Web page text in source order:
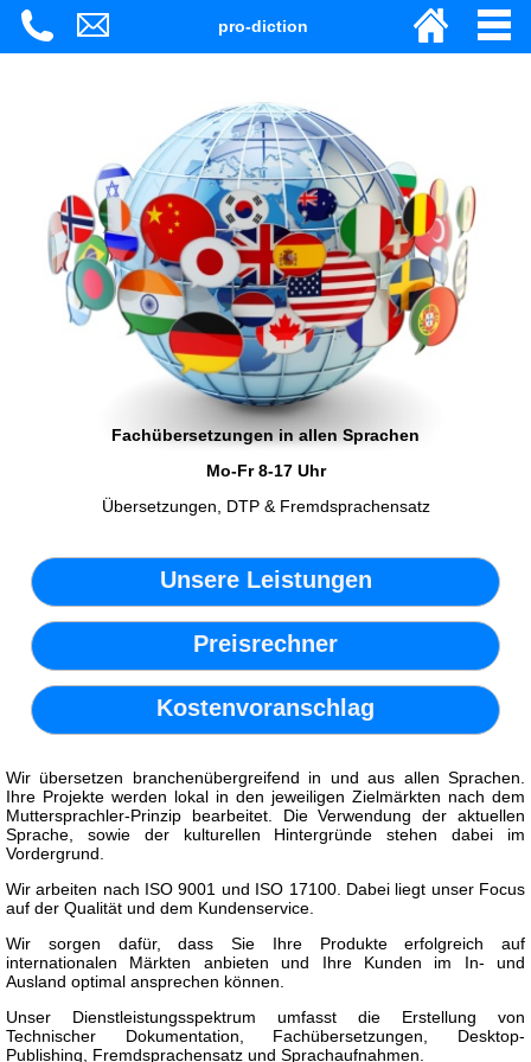
pro-diction
Fachübersetzungen in allen Sprachen
Mo-Fr 8-17 Uhr
Übersetzungen, DTP & Fremdsprachensatz
Unsere Leistungen
Preisrechner
Kostenvoranschlag
Wir übersetzen branchenübergreifend in und aus allen Sprachen.
Ihre Projekte werden lokal in den jeweiligen Zielmärkten nach dem
Muttersprachler-Prinzip bearbeitet. Die Verwendung der aktuellen
Sprache, sowie der kulturellen Hintergründe stehen dabei im
Vordergrund.
Wir arbeiten nach ISO 9001 und ISO 17100. Dabei liegt unser Focus
auf der Qualität und dem Kundenservice.
Wir sorgen dafür, dass Sie Ihre Produkte erfolgreich auf
internationalen Märkten anbieten und Ihre Kunden im In- und
Ausland optimal ansprechen können.
Unser Dienstleistungsspektrum umfasst die Erstellung von
Technischer Dokumentation, Fachübersetzungen, Desktop-
Publishing, Fremdsprachensatz und Sprachaufnahmen.